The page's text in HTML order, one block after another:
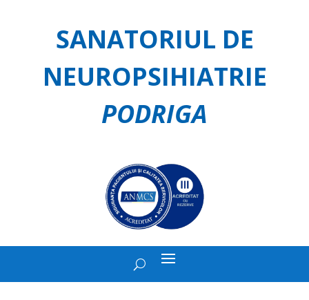
SANATORIUL DE
NEUROPSIHIATRIE
PODRIGA